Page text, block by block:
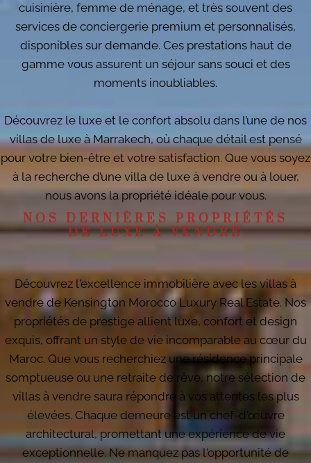
cuisinière, femme de ménage, et très souvent des
services de conciergerie premium et personnalisés,
disponibles sur demande. Ces prestations haut de
gamme vous assurent un séjour sans souci et des
moments inoubliables.
Découvrez le luxe et le confort absolu dans l’une de nos
villas de luxe à Marrakech, où chaque détail est pensé
pour votre bien-être et votre satisfaction. Que vous soyez
à la recherche d’une villa de luxe à vendre ou à louer,
nous avons la propriété idéale pour vous.
NOS DERNIÈRES PROPRIÉTÉS
DE LUXE À VENDRE
Découvrez l'excellence immobilière avec les villas à
vendre de Kensington Morocco Luxury Real Estate. Nos
propriétés de prestige allient luxe, confort et design
exquis, offrant un style de vie incomparable au cœur du
Maroc. Que vous recherchiez une résidence principale
somptueuse ou une retraite de rêve, notre sélection de
villas à vendre saura répondre à vos attentes les plus
élevées. Chaque demeure est un chef-d'œuvre
architectural, promettant une expérience de vie
exceptionnelle. Ne manquez pas l'opportunité de